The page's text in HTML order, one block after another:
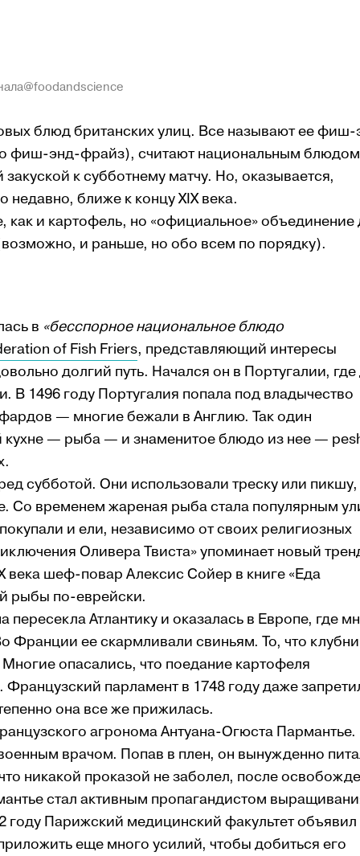
блюд британских улиц. Все называют ее
фиш-энд-фрайз), считают национальным блюдом
к субботнему матчу. Но, оказывается,
ближе к концу XIX века.
и картофель, но «официальное» объединение
и раньше, но обо всем по порядку).
в «бесспорное национальное блюдо
of Fish Friers, представляющий интересы
долгий путь. Начался он в Португалии, где
1496 году Португалия попала под владычество
— многие бежали в Англию. Так один
кухне — рыба — и знаменитое блюдо из нее —
субботой. Они использовали треску или пикшу,
Со временем жареная рыба стала популярным
и ели, независимо от своих религиозных
Оливера Твиста» упоминает новый
шеф-повар Алексис Сойер в книге «Еда
рыбы по-еврейски.
Атлантику и оказалась в Европе, где
Франции ее скармливали свиньям. То, что
опасались, что поедание картофеля
парламент в 1748 году даже
она все же прижилась.
агронома Антуана-Огюста Пармантье.
врачом. Попав в плен, он вынужденно
никакой проказой не заболел, после
стал активным пропагандистом
году Парижский медицинский факультет
еще много усилий, чтобы добиться его